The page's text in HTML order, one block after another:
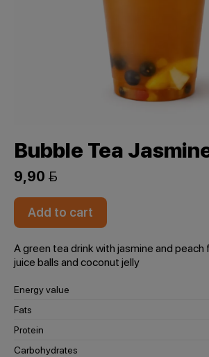
Bubble Tea
9,90 
Add to cart
A green tea drink with jasmine and
juice balls and coconut jelly
Energy value
Fats
Protein
Carbohydrates